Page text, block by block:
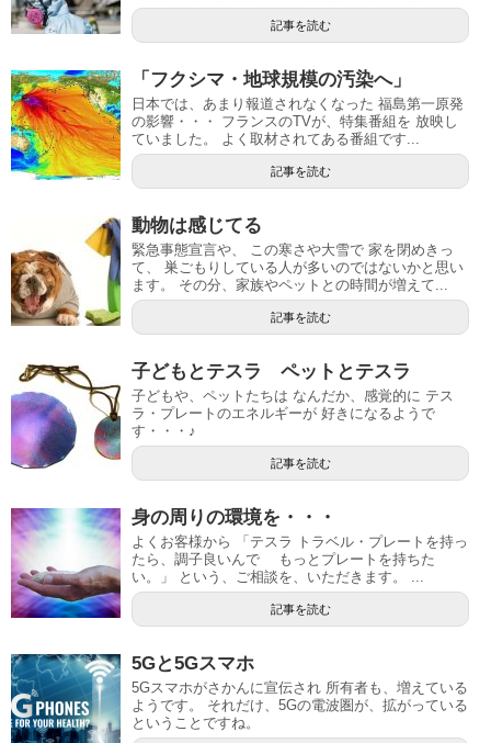
記事を読む
「フクシマ・地球規模の汚染へ」
日本では、あまり報道されなくなった 福島第一原発
の影響・・・ フランスのTVが、特集番組を 放映し
ていました。 よく取材されてある番組です...
記事を読む
動物は感じてる
緊急事態宣言や、 この寒さや大雪で 家を閉めきっ
て、 巣ごもりしている人が多いのではないかと思い
ます。 その分、家族やペットとの時間が増えて...
記事を読む
子どもとテスラ ペットとテスラ
子どもや、ペットたちは なんだか、感覚的に テス
ラ・プレートのエネルギーが 好きになるようで
す・・・♪
記事を読む
身の周りの環境を・・・
よくお客様から 「テスラ トラベル・プレートを持っ
たら、調子良いんで もっとプレートを持ちた
い。」 という、ご相談を、いただきます。 ...
記事を読む
5Gと5Gスマホ
5Gスマホがさかんに宣伝され 所有者も、増えている
ようです。 それだけ、5Gの電波圏が、拡がっている
ということですね。